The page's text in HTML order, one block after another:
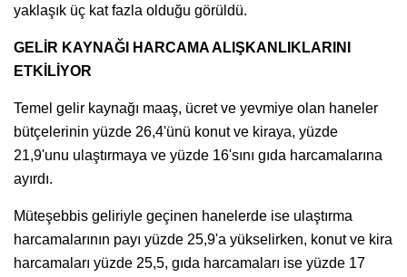
yaklaşık üç kat fazla olduğu görüldü.
GELİR KAYNAĞI HARCAMA ALIŞKANLIKLARINI
ETKİLİYOR
Temel gelir kaynağı maaş, ücret ve yevmiye olan haneler
bütçelerinin yüzde 26,4'ünü konut ve kiraya, yüzde
21,9'unu ulaştırmaya ve yüzde 16'sını gıda harcamalarına
ayırdı.
Müteşebbis geliriyle geçinen hanelerde ise ulaştırma
harcamalarının payı yüzde 25,9'a yükselirken, konut ve kira
harcamaları yüzde 25,5, gıda harcamaları ise yüzde 17